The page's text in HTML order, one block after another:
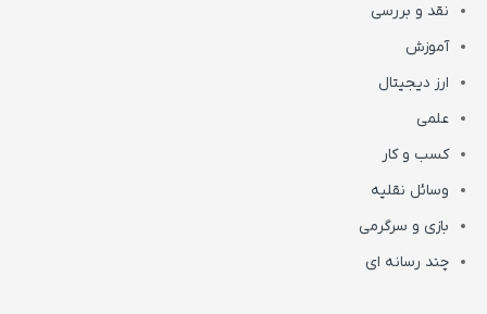
نقد و بررسی
آموزش
ارز دیجیتال
علمی
کسب و کار
وسائل نقلیه
بازی و سرگرمی
چند رسانه ای